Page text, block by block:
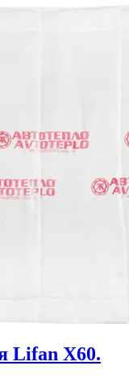
Lifan X60.